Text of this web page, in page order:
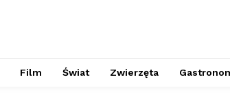
Film Świat Zwierzęta